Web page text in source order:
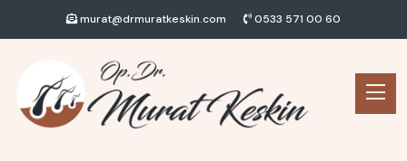
murat@drmuratkeskin.com 0533 571 00 60